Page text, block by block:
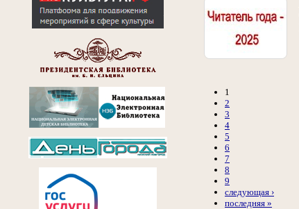
1
2
3
4
5
6
7
8
9
следующая ›
последняя »